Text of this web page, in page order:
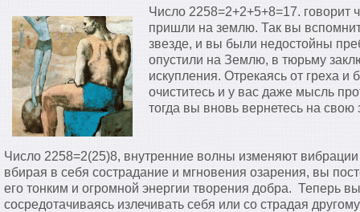
Число 2258=2+2+5+8=17. говорит
пришли на землю. Так вы
звезде, и вы были недостойны
опустили на Землю, в тюрьму
искупления. Отрекаясь от греха
очиститесь и у вас даже мысль
тогда вы вновь вернетесь на свою
Число 2258=2(25)8, внутренние волны изменяют
вбирая в себя сострадание и мгновения озарения, вы
его тонким и огромной энергии творения добра. Теперь
сосредотачиваясь излечивать себя или со страдая